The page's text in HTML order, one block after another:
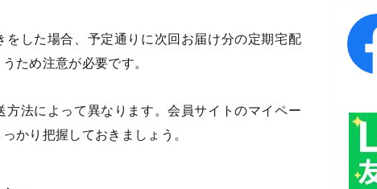
した場合、予定通りに次回お届け分の定期宅配
ため注意が必要です。
法によって異なります。会員サイトのマイペー
かり把握しておきましょう。